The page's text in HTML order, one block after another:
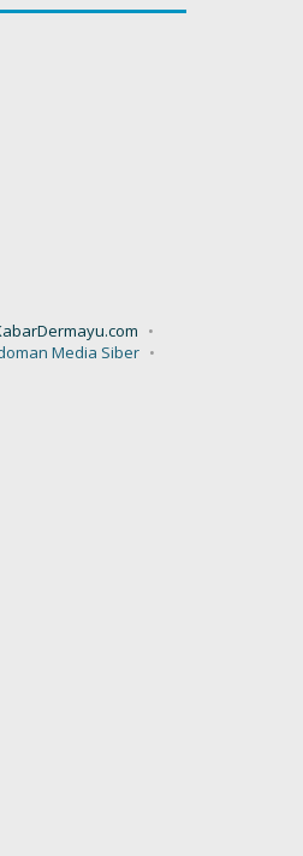
Media Siber